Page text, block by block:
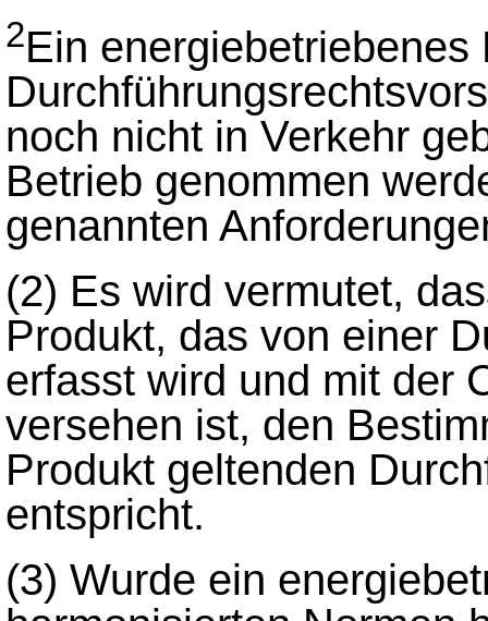
2Ein
noch nicht in Verkehr
Betrieb genommen
genannten
(2) Es wird vermutet,
Produkt, das von einer
erfasst wird und mit der
versehen ist, den
Produkt geltenden
entspricht.
(3) Wurde ein